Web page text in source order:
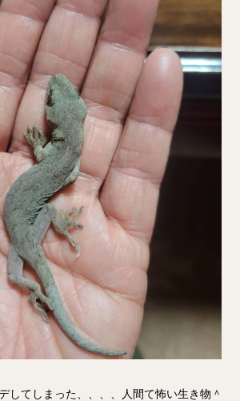
してしまった、、、、人間て怖い生き物＾